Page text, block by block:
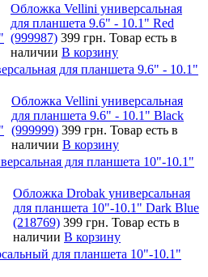
Обложка Vellini универсальная
для планшета 9.6" - 10.1" Red
(999987) 399 грн. Товар есть в
наличии В корзину
для планшета 9.6" - 10.1"
Обложка Vellini универсальная
для планшета 9.6" - 10.1" Black
(999999) 399 грн. Товар есть в
наличии В корзину
для планшета 10"-10.1"
Обложка Drobak универсальная
для планшета 10"-10.1" Dark Blue
(218769) 399 грн. Товар есть в
наличии В корзину
для планшета 10"-10.1"